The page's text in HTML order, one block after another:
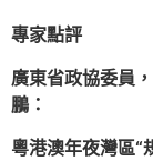
專家點評
廣東省政協委員
鵬：
粵港澳年夜灣區“